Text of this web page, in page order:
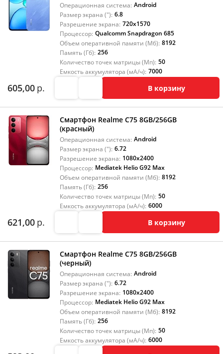
Операционная система: Android
Размер экрана ("): 6.8
Разрешение экрана: 720x1570
Процессор: Qualcomm Snapdragon 685
Объем оперативной памяти (Мб): 8192
Память (Гб): 256
Количество точек матрицы (Мп): 50
Емкость аккумулятора (мА/ч): 7000
605,00 р. В корзину
Смартфон Realme C75 8GB/256GB
(красный)
Операционная система: Android
Размер экрана ("): 6.72
Разрешение экрана: 1080x2400
Процессор: Mediatek Helio G92 Max
Объем оперативной памяти (Мб): 8192
Память (Гб): 256
Количество точек матрицы (Мп): 50
Емкость аккумулятора (мА/ч): 6000
621,00 р. В корзину
Смартфон Realme C75 8GB/256GB
(черный)
Операционная система: Android
Размер экрана ("): 6.72
Разрешение экрана: 1080x2400
Процессор: Mediatek Helio G92 Max
Объем оперативной памяти (Мб): 8192
Память (Гб): 256
Количество точек матрицы (Мп): 50
Емкость аккумулятора (мА/ч): 6000